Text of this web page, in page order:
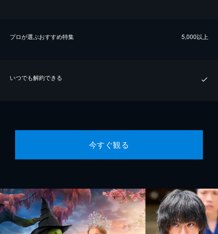
プロが選ぶおすすめ特集 5,000以上
いつでも解約できる
今すぐ観る